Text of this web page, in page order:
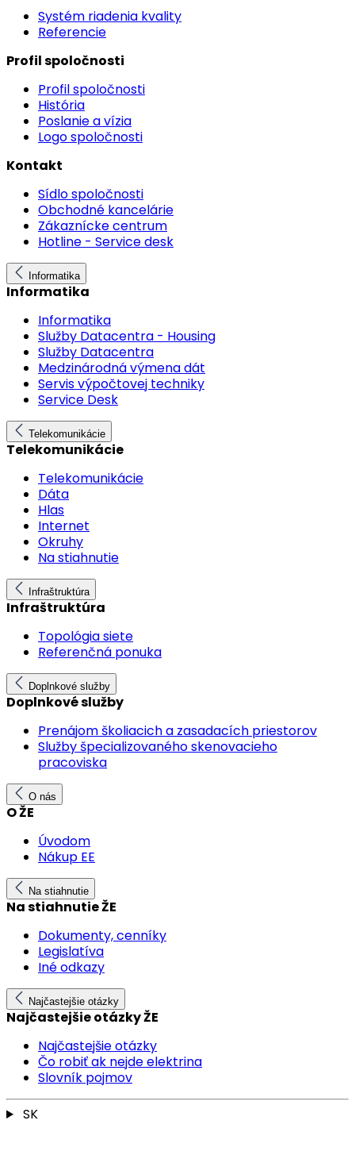
Systém riadenia kvality
Referencie
Profil spoločnosti
Profil spoločnosti
História
Poslanie a vízia
Logo spoločnosti
Kontakt
Sídlo spoločnosti
Obchodné kancelárie
Zákaznícke centrum
Hotline - Service desk
Informatika
Informatika
Informatika
Služby Datacentra - Housing
Služby Datacentra
Medzinárodná výmena dát
Servis výpočtovej techniky
Service Desk
Telekomunikácie
Telekomunikácie
Telekomunikácie
Dáta
Hlas
Internet
Okruhy
Na stiahnutie
Infraštruktúra
Infraštruktúra
Topológia siete
Referenčná ponuka
Doplnkové služby
Doplnkové služby
Prenájom školiacich a zasadacích priestorov
Služby špecializovaného skenovacieho
pracoviska
O nás
O ŽE
Úvodom
Nákup EE
Na stiahnutie
Na stiahnutie ŽE
Dokumenty, cenníky
Legislatíva
Iné odkazy
Najčastejšie otázky
Najčastejšie otázky ŽE
Najčastejšie otázky
Čo robiť ak nejde elektrina
Slovník pojmov
SK